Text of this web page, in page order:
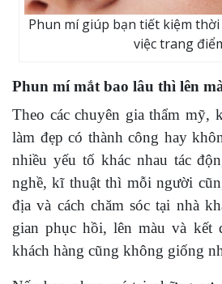
Phun mí giúp bạn tiết kiệm
việc trang
Phun mí mắt bao lâu thì lên
Theo các chuyên gia thẩm mỹ,
làm đẹp có thành công hay
nhiều yếu tố khác nhau tác
nghề, kĩ thuật thì mỗi người
địa và cách chăm sóc tại nhà
gian phục hồi, lên màu và kết
khách hàng cũng không giống